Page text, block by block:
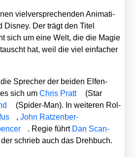
viel­ver­spre­chen­den Ani­ma­ti­
Dis­ney. Der trägt den Titel
sich um eine Welt, die die Magie
hat, weil die viel ein­fa­cher
Spre­cher der bei­den Elfen­
sich umChris Pratt
(Star
(Spi­der-Man). In wei­te­ren Rol­
,John Rat­zen­ber­
. Regie führt Dan Scan­
schrieb auch das Dreh­buch.